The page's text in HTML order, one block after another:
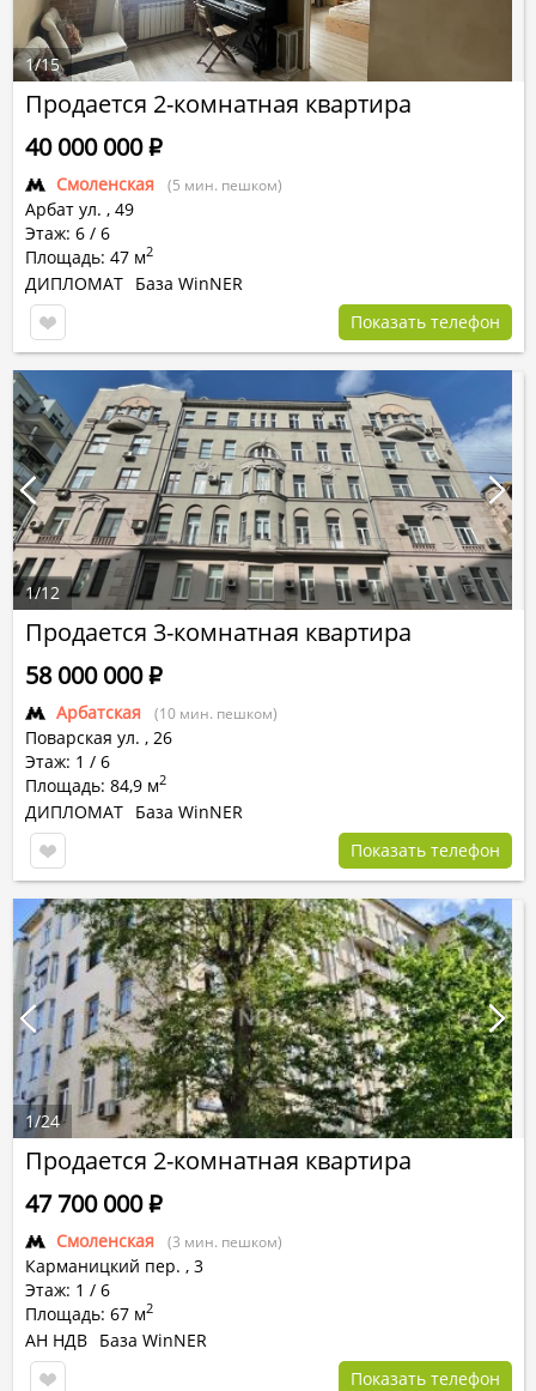
Продается 2-комнатная квартира
Смоленская (5 мин. пешком)
Арбат ул. , 49
Этаж: 6 / 6
Площадь: 47 м2
40 000 000Р
ДИПЛОМАТ База WinNER
Показать телефон
1/15
Продается 3-комнатная квартира
Арбатская (10 мин. пешком)
Поварская ул. , 26
Этаж: 1 / 6
Площадь: 84,9 м2
58 000 000Р
ДИПЛОМАТ База WinNER
Показать телефон
1/12
Продается 2-комнатная квартира
Смоленская (3 мин. пешком)
Карманицкий пер. , 3
Этаж: 1 / 6
Площадь: 67 м2
47 700 000Р
АН НДВ База WinNER
Показать телефон
1/24